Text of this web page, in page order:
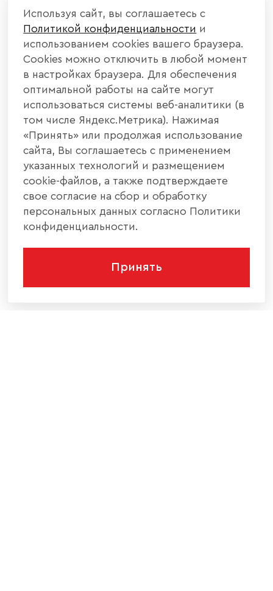
Используя сайт, вы соглашаетесь с
Политикой конфиденциальности и
использованием cookies вашего браузера.
Cookies можно отключить в любой момент
в настройках браузера. Для обеспечения
оптимальной работы на сайте могут
использоваться системы веб-аналитики (в
том числе Яндекс.Метрика). Нажимая
«Принять» или продолжая использование
сайта, Вы соглашаетесь с применением
указанных технологий и размещением
cookie-файлов, а также подтверждаете
свое согласие на сбор и обработку
персональных данных согласно Политики
конфиденциальности.
Принять